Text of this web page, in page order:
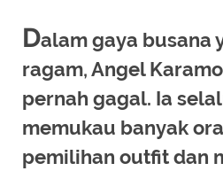
Dalam gaya busana
ragam, Angel
pernah gagal. Ia
memukau banyak
pemilihan outfit dan